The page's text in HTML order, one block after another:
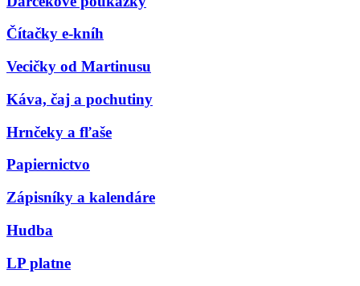
Čítačky e-kníh
Vecičky od Martinusu
Káva, čaj a pochutiny
Hrnčeky a fľaše
Papiernictvo
Zápisníky a kalendáre
Hudba
LP platne